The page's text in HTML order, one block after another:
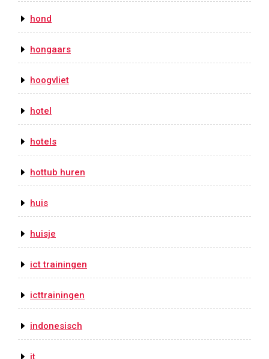
hond
hongaars
hoogvliet
hotel
hotels
hottub huren
huis
huisje
ict trainingen
icttrainingen
indonesisch
it